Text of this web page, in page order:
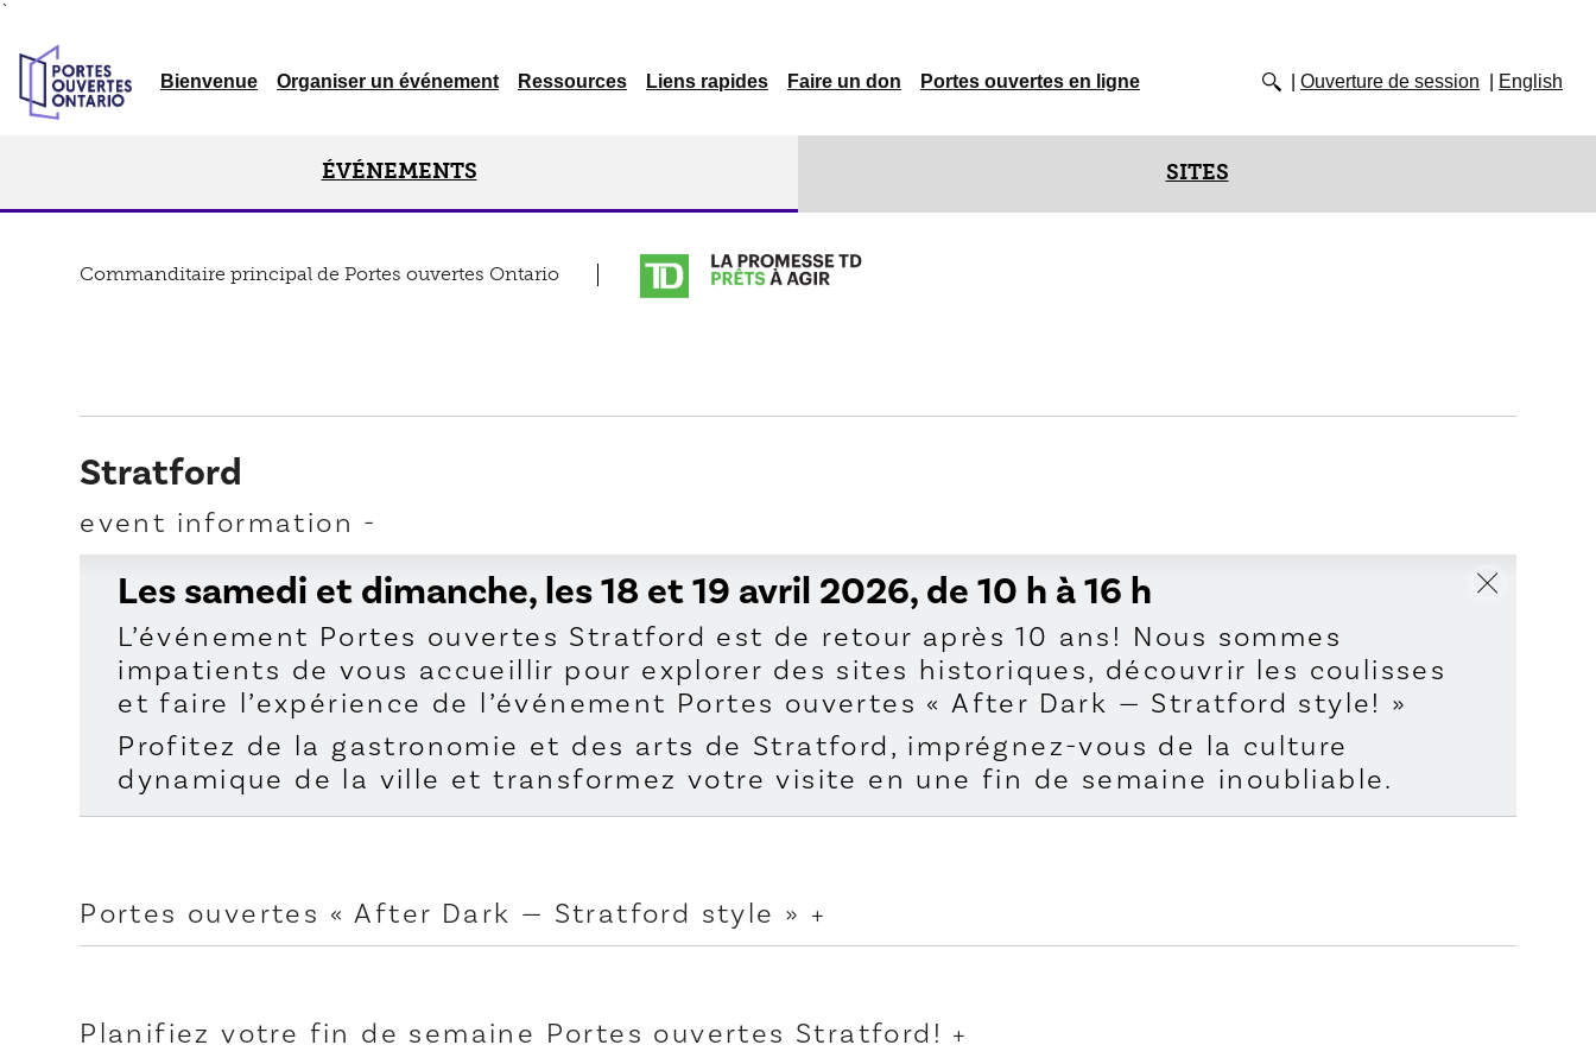
`
Bienvenue Organiser un événement Ressources Liens rapides Faire un don Portes ouvertes en ligne Ouverture de session English
ÉVÉNEMENTS SITES
Commanditaire principal de Portes ouvertes Ontario
Stratford
event information
Les samedi et dimanche, les 18 et 19 avril 2026, de 10 h à 16 h
L’événement Portes ouvertes Stratford est de retour après 10 ans! Nous sommes
impatients de vous accueillir pour explorer des sites historiques, découvrir les coulisses
et faire l’expérience de l’événement Portes ouvertes « After Dark — Stratford style! »
Profitez de la gastronomie et des arts de Stratford, imprégnez-vous de la culture
dynamique de la ville et transformez votre visite en une fin de semaine inoubliable.
Portes ouvertes « After Dark — Stratford style »
certains endroits.
Planifiez votre fin de semaine Portes ouvertes Stratford!